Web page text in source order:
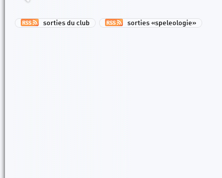
sorties du club sorties «speleologie»